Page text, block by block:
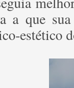
a que
estético